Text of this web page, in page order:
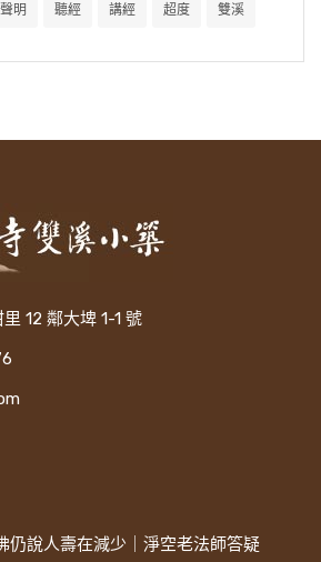
聲明 聽經 講經 超度 雙溪
12 鄰大埤 1-1 號
仍說人壽在減少｜淨空老法師答疑